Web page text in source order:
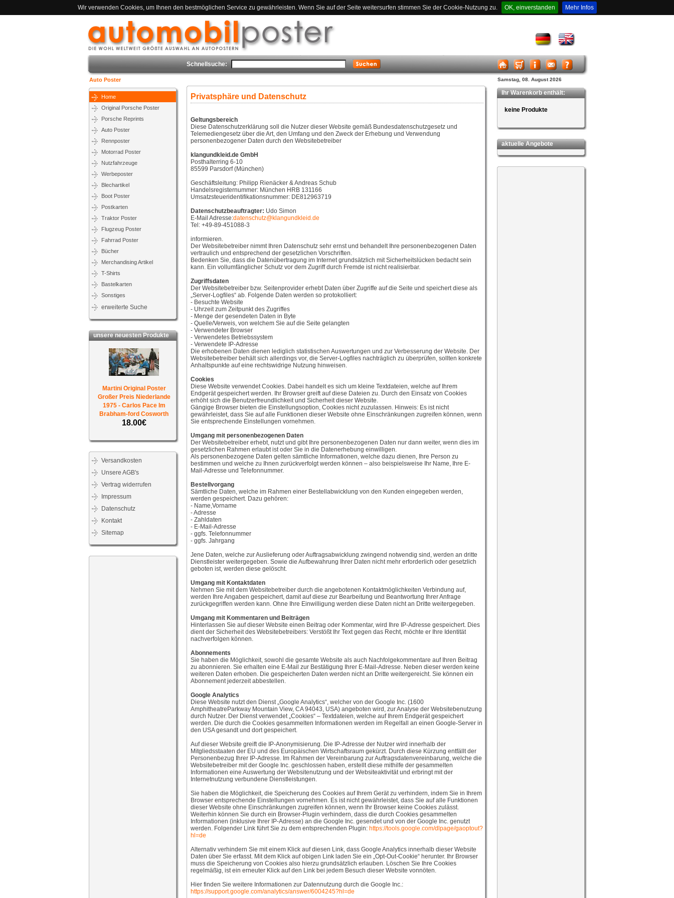
Wir verwenden Cookies, um Ihnen den bestmöglichen Service zu gewährleisten. Wenn Sie auf der Seite weitersurfen stimmen Sie der Cookie-Nutzung zu. OK, einverstanden Mehr Infos
Schnellsuche:
Auto Poster Samstag, 08. August 2026
Home
Original Porsche Poster
Porsche Reprints
Auto Poster
Rennposter
Motorrad Poster
Nutzfahrzeuge
Werbeposter
Blechartikel
Boot Poster
Postkarten
Traktor Poster
Flugzeug Poster
Fahrrad Poster
Bücher
Merchandising Artikel
T-Shirts
Bastelkarten
Sonstiges
erweiterte Suche
unsere neuesten Produkte
Martini Original Poster
Großer Preis Niederlande
1975 - Carlos Pace Im
Brabham-ford Cosworth
18.00€
Versandkosten
Unsere AGB's
Vertrag widerrufen
Impressum
Datenschutz
Kontakt
Sitemap
Privatsphäre und Datenschutz
Geltungsbereich
Diese Datenschutzerklärung soll die Nutzer dieser Website gemäß Bundesdatenschutzgesetz und
Telemediengesetz über die Art, den Umfang und den Zweck der Erhebung und Verwendung
personenbezogener Daten durch den Websitebetreiber
klangundkleid.de GmbH
Posthalterring 6-10
85599 Parsdorf (München)
Geschäftsleitung: Philipp Rienäcker & Andreas Schub
Handelsregisternummer: München HRB 131166
Umsatzsteueridentifikationsnummer: DE812963719
Datenschutzbeauftragter: Udo Simon
E-Mail Adresse:datenschutz@klangundkleid.de
Tel: +49-89-451088-3
informieren.
Der Websitebetreiber nimmt Ihren Datenschutz sehr ernst und behandelt Ihre personenbezogenen Daten
vertraulich und entsprechend der gesetzlichen Vorschriften.
Bedenken Sie, dass die Datenübertragung im Internet grundsätzlich mit Sicherheitslücken bedacht sein
kann. Ein vollumfänglicher Schutz vor dem Zugriff durch Fremde ist nicht realisierbar.
Zugriffsdaten
Der Websitebetreiber bzw. Seitenprovider erhebt Daten über Zugriffe auf die Seite und speichert diese als
„Server-Logfiles“ ab. Folgende Daten werden so protokolliert:
- Besuchte Website
- Uhrzeit zum Zeitpunkt des Zugriffes
- Menge der gesendeten Daten in Byte
- Quelle/Verweis, von welchem Sie auf die Seite gelangten
- Verwendeter Browser
- Verwendetes Betriebssystem
- Verwendete IP-Adresse
Die erhobenen Daten dienen lediglich statistischen Auswertungen und zur Verbesserung der Website. Der
Websitebetreiber behält sich allerdings vor, die Server-Logfiles nachträglich zu überprüfen, sollten konkrete
Anhaltspunkte auf eine rechtswidrige Nutzung hinweisen.
Cookies
Diese Website verwendet Cookies. Dabei handelt es sich um kleine Textdateien, welche auf Ihrem
Endgerät gespeichert werden. Ihr Browser greift auf diese Dateien zu. Durch den Einsatz von Cookies
erhöht sich die Benutzerfreundlichkeit und Sicherheit dieser Website.
Gängige Browser bieten die Einstellungsoption, Cookies nicht zuzulassen. Hinweis: Es ist nicht
gewährleistet, dass Sie auf alle Funktionen dieser Website ohne Einschränkungen zugreifen können, wenn
Sie entsprechende Einstellungen vornehmen.
Umgang mit personenbezogenen Daten
Der Websitebetreiber erhebt, nutzt und gibt Ihre personenbezogenen Daten nur dann weiter, wenn dies im
gesetzlichen Rahmen erlaubt ist oder Sie in die Datenerhebung einwilligen.
Als personenbezogene Daten gelten sämtliche Informationen, welche dazu dienen, Ihre Person zu
bestimmen und welche zu Ihnen zurückverfolgt werden können – also beispielsweise Ihr Name, Ihre E-
Mail-Adresse und Telefonnummer.
Bestellvorgang
Sämtliche Daten, welche im Rahmen einer Bestellabwicklung von den Kunden eingegeben werden,
werden gespeichert. Dazu gehören:
- Name,Vorname
- Adresse
- Zahldaten
- E-Mail-Adresse
- ggfs. Telefonnummer
- ggfs. Jahrgang
Jene Daten, welche zur Auslieferung oder Auftragsabwicklung zwingend notwendig sind, werden an dritte
Dienstleister weitergegeben. Sowie die Aufbewahrung Ihrer Daten nicht mehr erforderlich oder gesetzlich
geboten ist, werden diese gelöscht.
Umgang mit Kontaktdaten
Nehmen Sie mit dem Websitebetreiber durch die angebotenen Kontaktmöglichkeiten Verbindung auf,
werden Ihre Angaben gespeichert, damit auf diese zur Bearbeitung und Beantwortung Ihrer Anfrage
zurückgegriffen werden kann. Ohne Ihre Einwilligung werden diese Daten nicht an Dritte weitergegeben.
Umgang mit Kommentaren und Beiträgen
Hinterlassen Sie auf dieser Website einen Beitrag oder Kommentar, wird Ihre IP-Adresse gespeichert. Dies
dient der Sicherheit des Websitebetreibers: Verstößt Ihr Text gegen das Recht, möchte er Ihre Identität
nachverfolgen können.
Abonnements
Sie haben die Möglichkeit, sowohl die gesamte Website als auch Nachfolgekommentare auf Ihren Beitrag
zu abonnieren. Sie erhalten eine E-Mail zur Bestätigung Ihrer E-Mail-Adresse. Neben dieser werden keine
weiteren Daten erhoben. Die gespeicherten Daten werden nicht an Dritte weitergereicht. Sie können ein
Abonnement jederzeit abbestellen.
Google Analytics
Diese Website nutzt den Dienst „Google Analytics“, welcher von der Google Inc. (1600
AmphitheatreParkway Mountain View, CA 94043, USA) angeboten wird, zur Analyse der Websitebenutzung
durch Nutzer. Der Dienst verwendet „Cookies“ – Textdateien, welche auf Ihrem Endgerät gespeichert
werden. Die durch die Cookies gesammelten Informationen werden im Regelfall an einen Google-Server in
den USA gesandt und dort gespeichert.
Auf dieser Website greift die IP-Anonymisierung. Die IP-Adresse der Nutzer wird innerhalb der
Mitgliedsstaaten der EU und des Europäischen Wirtschaftsraum gekürzt. Durch diese Kürzung entfällt der
Personenbezug Ihrer IP-Adresse. Im Rahmen der Vereinbarung zur Auftragsdatenvereinbarung, welche die
Websitebetreiber mit der Google Inc. geschlossen haben, erstellt diese mithilfe der gesammelten
Informationen eine Auswertung der Websitenutzung und der Websiteaktivität und erbringt mit der
Internetnutzung verbundene Dienstleistungen.
Sie haben die Möglichkeit, die Speicherung des Cookies auf Ihrem Gerät zu verhindern, indem Sie in Ihrem
Browser entsprechende Einstellungen vornehmen. Es ist nicht gewährleistet, dass Sie auf alle Funktionen
dieser Website ohne Einschränkungen zugreifen können, wenn Ihr Browser keine Cookies zulässt.
Weiterhin können Sie durch ein Browser-Plugin verhindern, dass die durch Cookies gesammelten
Informationen (inklusive Ihrer IP-Adresse) an die Google Inc. gesendet und von der Google Inc. genutzt
werden. Folgender Link führt Sie zu dem entsprechenden Plugin: https://tools.google.com/dlpage/gaoptout?
hl=de
Alternativ verhindern Sie mit einem Klick auf diesen Link, dass Google Analytics innerhalb dieser Website
Daten über Sie erfasst. Mit dem Klick auf obigen Link laden Sie ein „Opt-Out-Cookie“ herunter. Ihr Browser
muss die Speicherung von Cookies also hierzu grundsätzlich erlauben. Löschen Sie Ihre Cookies
regelmäßig, ist ein erneuter Klick auf den Link bei jedem Besuch dieser Website vonnöten.
Hier finden Sie weitere Informationen zur Datennutzung durch die Google Inc.:
https://support.google.com/analytics/answer/6004245?hl=de
Ihr Warenkorb enthält:
keine Produkte
aktuelle Angebote